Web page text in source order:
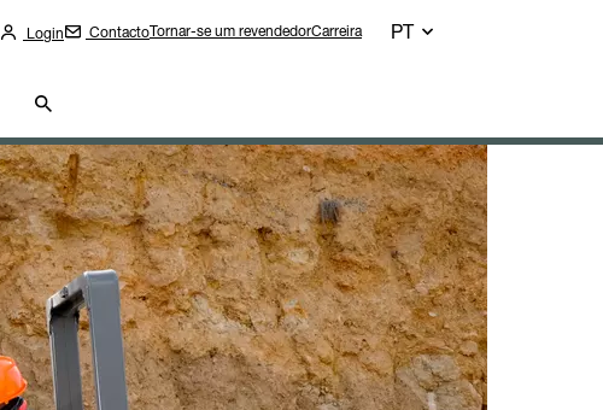
Login ContactoTornar-se um revendedorCarreira PT